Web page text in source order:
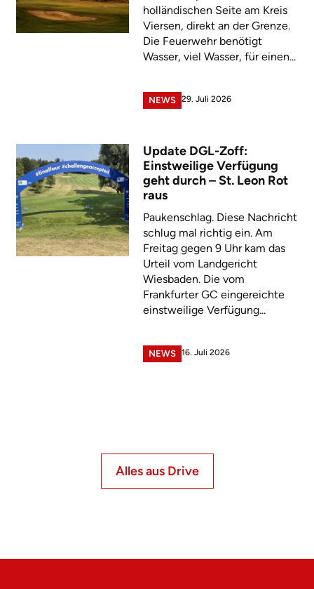
holländischen Seite am Kreis
Viersen, direkt an der Grenze.
Die Feuerwehr benötigt
Wasser, viel Wasser, für einen...
NEWS 29. Juli 2026
Update DGL-Zoff:
Einstweilige Verfügung
geht durch – St. Leon Rot
raus
Paukenschlag. Diese Nachricht
schlug mal richtig ein. Am
Freitag gegen 9 Uhr kam das
Urteil vom Landgericht
Wiesbaden. Die vom
Frankfurter GC eingereichte
einstweilige Verfügung...
NEWS 16. Juli 2026
Alles aus Drive